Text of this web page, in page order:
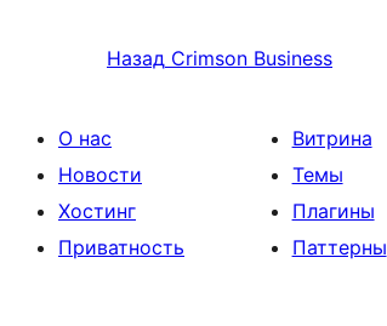
Назад Crimson Business
О нас
Новости
Хостинг
Приватность
Витрина
Темы
Плагины
Паттерны